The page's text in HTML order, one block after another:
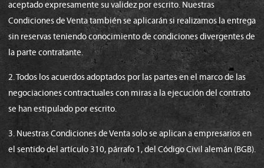
aceptado expresamente su validez por escrito. Nuestras
Condiciones de Venta también se aplicarán si realizamos la entrega
sin reservas teniendo conocimiento de condiciones divergentes de
la parte contratante.
2. Todos los acuerdos adoptados por las partes en el marco de las
negociaciones contractuales con miras a la ejecución del contrato
se han estipulado por escrito.
3. Nuestras Condiciones de Venta solo se aplican a empresarios en
el sentido del artículo 310, párrafo 1, del Código Civil alemán (BGB).